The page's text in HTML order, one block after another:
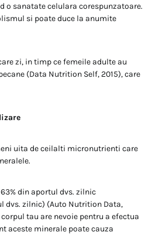
o sanatate celulara corespunzatoare.
si poate duce la anumite
zi, in timp ce femeile adulte au
(Data Nutrition Self, 2015), care
uita de ceilalti micronutrienti care
din aportul dvs. zilnic
dvs. zilnic) (Auto Nutrition Data,
tau are nevoie pentru a efectua
aceste minerale poate cauza